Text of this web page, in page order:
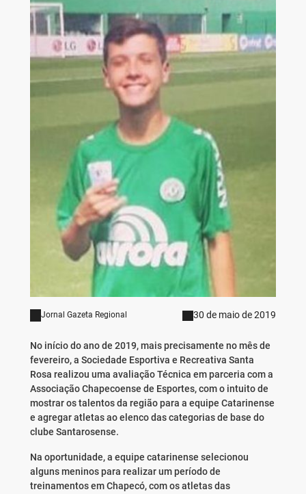
Jornal Gazeta Regional 30 de maio de 2019
No início do ano de 2019, mais precisamente no mês de
fevereiro, a Sociedade Esportiva e Recreativa Santa
Rosa realizou uma avaliação Técnica em parceria com a
Associação Chapecoense de Esportes, com o intuito de
mostrar os talentos da região para a equipe Catarinense
e agregar atletas ao elenco das categorias de base do
clube Santarosense.
Na oportunidade, a equipe catarinense selecionou
alguns meninos para realizar um período de
treinamentos em Chapecó, com os atletas das